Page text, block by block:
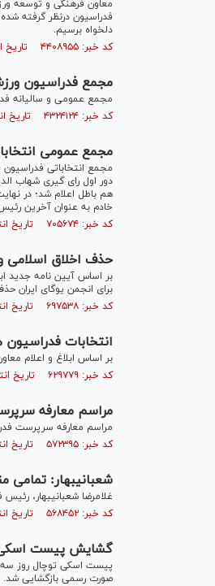
معاون فرهنگی و توسعه
فدراسیون درنظر گرفته
دلخواه برسیم.
کد خبر: ۴۴۰۸۹۵۵ تاریخ انتشار : ۱۴۰۱/۰۵/۳۰
مجمع فدراسیون
مجمع عمومی و سالیانه
کد خبر: ۴۳۲۴۱۲۴ تاریخ انتشار : ۱۴۰۱/۰۴/۰۱
مجمع عمومی
خادم به عنوان آخرین رئیس فدراسیون قرن ۱۴
کد خبر: ۷۰۵۶۷۴ تاریخ انتشار : ۱۳۹۹/۱۲/۱۰
حذف اخلاق اسلامی
برای انجمن یوگای
کد خبر: ۶۹۷۵۳۸ تاریخ انتشار : ۱۳۹۹/۱۱/۱۱
انتخابات فدراسیون همگانی ٢۵ تیر
بر اساس ابلاغ و اعلام معاون
کد خبر: ۶۲۹۷۷۹ تاریخ انتشار : ۱۳۹۹/۰۳/۲۸
مراسم معارفه
مراسم معارفه سرپرست فدراسیون
کد خبر: ۵۷۲۳۹۵ تاریخ انتشار : ۱۳۹۸/۰۹/۰۹
شعبانی‎بهار: تمامی منابع را برای کسب سهمیه المپیک صرف تیم ملی ریکرو کردیم
غلامرضا شعبانی‎بهار، رئیس فدراسیون تیراندازی با کمان گفت: تمامی منابع را مستقیم و به صورت مرتب صرف تیم ملی ریکرو کردیم.
کد خبر: ۵۶۸۴۵۲ تاریخ انتشار : ۱۳۹۸/۰۸/۲۶
گشایش پیست
پیست اسکی توچال روز
صورت رسمی بازگشایی شد.